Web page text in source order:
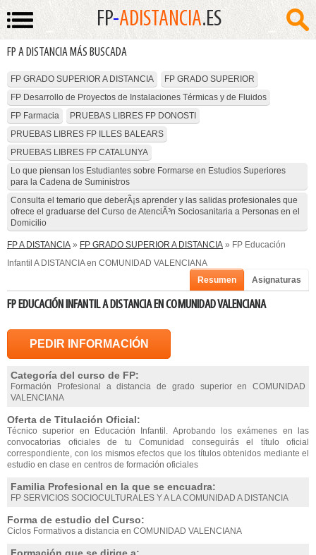
FP-ADISTANCIA.ES
FP A DISTANCIA MÁS BUSCADA
FP GRADO SUPERIOR A DISTANCIA
FP GRADO SUPERIOR
FP Desarrollo de Proyectos de Instalaciones Térmicas y de Fluidos
FP Farmacia
PRUEBAS LIBRES FP DONOSTI
PRUEBAS LIBRES FP ILLES BALEARS
PRUEBAS LIBRES FP CATALUNYA
Lo que piensan los Estudiantes sobre Formarse en Estudios Superiores
para la Cadena de Suministros
Consulta el temario que deberÃ¡s aprender y las salidas profesionales que
ofrece el graduarse del Curso de AtenciÃ³n Sociosanitaria a Personas en el
Domicilio
FP A DISTANCIA » FP GRADO SUPERIOR A DISTANCIA » FP Educación
Infantil A DISTANCIA en COMUNIDAD VALENCIANA
Resumen
Asignaturas
FP EDUCACIÓN INFANTIL A DISTANCIA EN COMUNIDAD VALENCIANA
PEDIR INFORMACIÓN
Categoría del curso de FP:
Formación Profesional a distancia de grado superior en COMUNIDAD
VALENCIANA
Oferta de Titulación Oficial:
Técnico superior en Educación Infantil. Aprobando los exámenes en las
convocatorias oficiales de tu Comunidad conseguirás el título oficial
correspondiente, con los mismos efectos que los títulos obtenidos mediante el
estudio en clase en centros de formación oficiales
Familia Profesional en la que se encuadra:
FP SERVICIOS SOCIOCULTURALES Y A LA COMUNIDAD A DISTANCIA
Forma de estudio del Curso:
Ciclos Formativos a distancia en COMUNIDAD VALENCIANA